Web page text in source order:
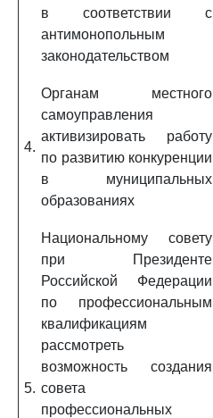
в соответствии с
антимонопольным
законодательством
4.
Органам местного
самоуправления
активизировать работу
по развитию конкуренции
в муниципальных
образованиях
5.
Национальному совету
при Президенте
Российской Федерации
по профессиональным
квалификациям
рассмотреть
возможность создания
совета
профессиональных